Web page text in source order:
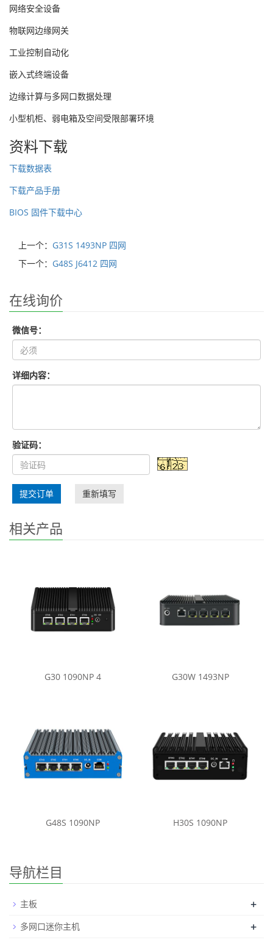
网络安全设备
物联网边缘网关
工业控制自动化
嵌入式终端设备
边缘计算与多网口数据处理
小型机柜、弱电箱及空间受限部署环境
资料下载
下载数据表
下载产品手册
BIOS 固件下载中心
上一个： G31S 1493NP 四网
下一个： G48S J6412 四网
在线询价
微信号：
详细内容：
验证码：
提交订单 重新填写
相关产品
G30 1090NP 4 G30W 1493NP
G48S 1090NP H30S 1090NP
导航栏目
主板 +
多网口迷你主机 +